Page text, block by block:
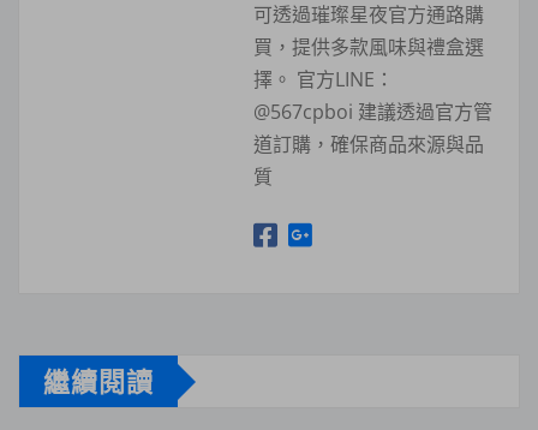
可透過璀璨星夜官方通路購
買，提供多款風味與禮盒選
擇。 官方LINE：
@567cpboi 建議透過官方管
道訂購，確保商品來源與品
質
繼續閱讀